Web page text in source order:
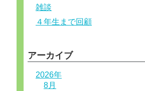
雑談
４年生まで回顧
アーカイブ
2026年
8月